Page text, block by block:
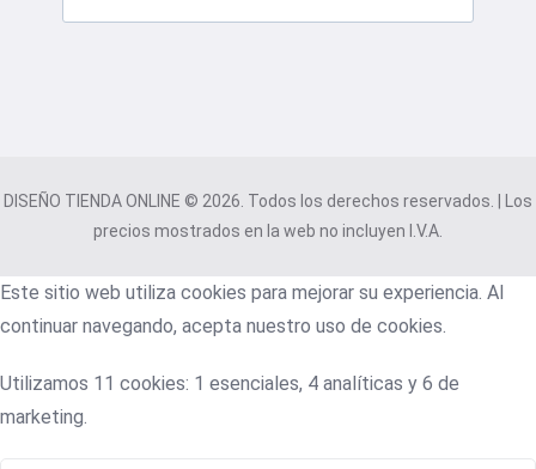
DISEÑO TIENDA ONLINE © 2026. Todos los derechos reservados. | Los
precios mostrados en la web no incluyen I.V.A.
Este sitio web utiliza cookies para mejorar su experiencia. Al
continuar navegando, acepta nuestro uso de cookies.
Utilizamos 11 cookies: 1 esenciales, 4 analíticas y 6 de
marketing.